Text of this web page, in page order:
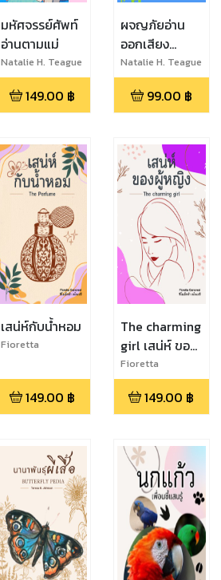
มหัศจรรย์ศัพท์
อ่านตามแม่
Natalie H. Teague
149.00 ฿
ผจญภัยอ่าน
ออกเสียง
หนังสือฝึกอ่าน
คำศัพท์ภาษา
อังกฤษสำหรับ
Natalie H. Teague
99.00 ฿
เสน่ห์กับน้ำหอม
Fioretta
149.00 ฿
The charming
girl เสน่ห์ ของ
ผู้หญิง
Fioretta
Genovesi
149.00 ฿